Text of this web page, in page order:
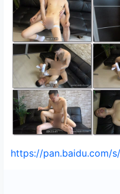
https://pan.baidu.com/